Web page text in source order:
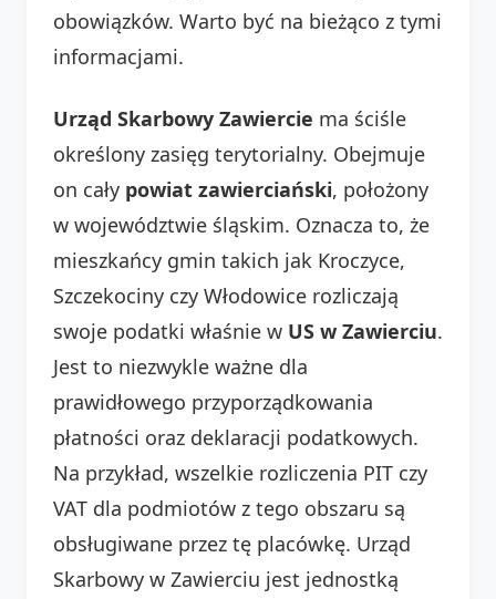
obowiązków. Warto być na bieżąco z tymi
informacjami.
Urząd Skarbowy Zawiercie ma ściśle
określony zasięg terytorialny. Obejmuje
on cały powiat zawierciański, położony
w województwie śląskim. Oznacza to, że
mieszkańcy gmin takich jak Kroczyce,
Szczekociny czy Włodowice rozliczają
swoje podatki właśnie w US w Zawierciu.
Jest to niezwykle ważne dla
prawidłowego przyporządkowania
płatności oraz deklaracji podatkowych.
Na przykład, wszelkie rozliczenia PIT czy
VAT dla podmiotów z tego obszaru są
obsługiwane przez tę placówkę. Urząd
Skarbowy w Zawierciu jest jednostką